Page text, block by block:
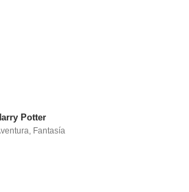
Potter
, Fantasía